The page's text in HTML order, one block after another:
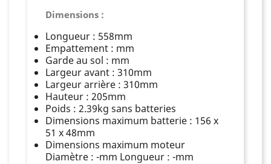
Dimensions :
Longueur : 558mm
Empattement : mm
Garde au sol : mm
Largeur avant : 310mm
Largeur arrière : 310mm
Hauteur : 205mm
Poids : 2.39kg sans batteries
Dimensions maximum batterie : 156 x
51 x 48mm
Dimensions maximum moteur
Diamètre : -mm Longueur : -mm